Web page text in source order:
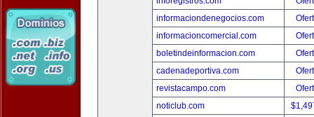
informaciondenegocios.com
informacioncomercial.com
boletindeinformacion.com
cadenadeportiva.com
revistacampo.com
noticlub.com